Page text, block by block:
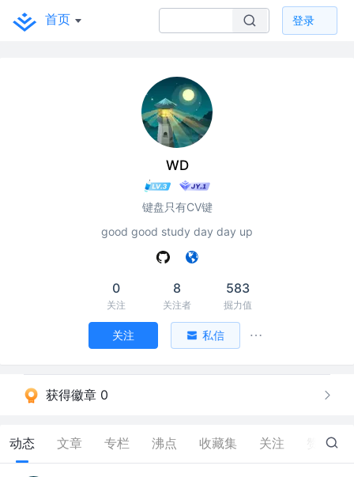
首页 登录
WD
键盘只有CV键
good good study day day up
0
关注
8
关注者
583
掘力值
关注 私信
获得徽章 0
动态 文章 专栏 沸点 收藏集 关注 3